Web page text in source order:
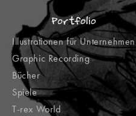
Portfolio
Illustrationen für Unternehmen
Graphic Recording
Bücher
Spiele
T-rex World